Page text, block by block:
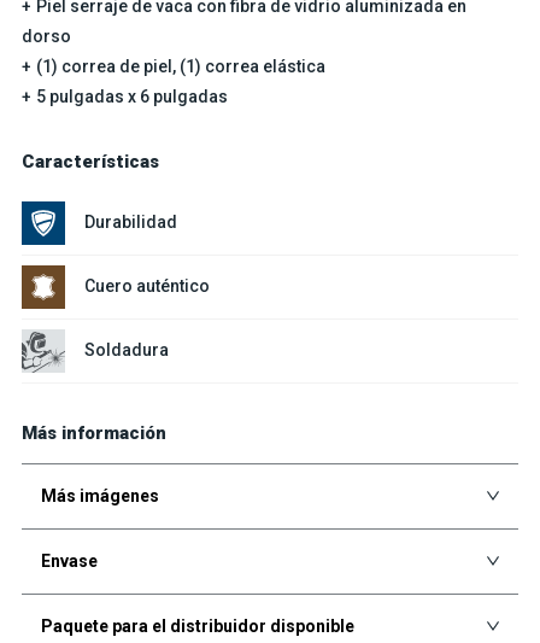
Piel serraje de vaca con fibra de vidrio aluminizada en
dorso
(1) correa de piel, (1) correa elástica
5 pulgadas x 6 pulgadas
Características
Durabilidad
Cuero auténtico
Soldadura
Más información
Más imágenes
Envase
Paquete para el distribuidor disponible